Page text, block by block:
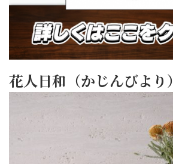
花人日和（かじんびより）